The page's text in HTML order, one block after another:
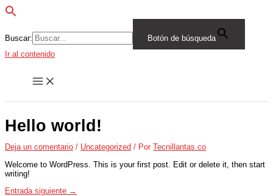
Buscar:
Botón de búsqueda
Ir al contenido
Hello world!
Deja un comentario / Uncategorized / Por Tecnillantas.co
Welcome to WordPress. This is your first post. Edit or delete it, then start
writing!
Entrada siguiente →